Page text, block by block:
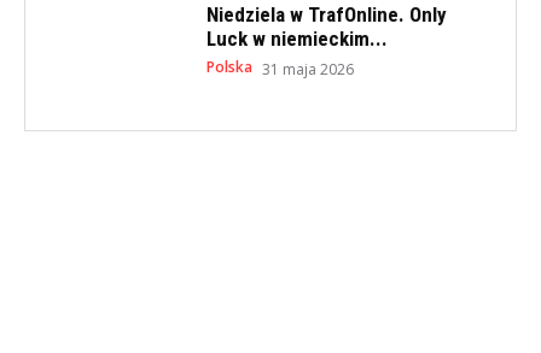
Niedziela w TrafOnline. Only
Luck w niemieckim...
Polska 31 maja 2026